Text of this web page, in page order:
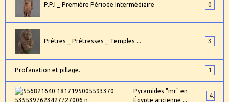
P.P.I _ Première Période Intermédiaire 0
Prêtres _ Prêtresses _ Temples ... 3
Profanation et pillage. 1
Pyramides "mr" en
Égypte ancienne ...
4